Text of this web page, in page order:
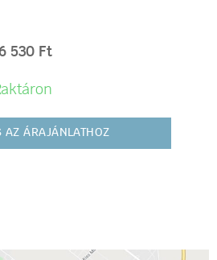
530 Ft
AZ ÁRAJÁNLATHOZ